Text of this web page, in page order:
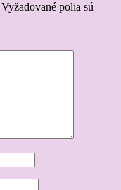
Vyžadované polia sú